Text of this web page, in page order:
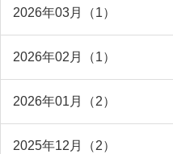
2026年03月（1）
2026年02月（1）
2026年01月（2）
2025年12月（2）